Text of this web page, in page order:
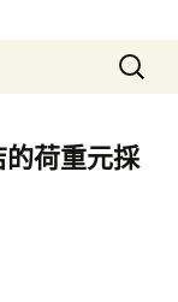
搜
尋
鍵
字:
荷重元採